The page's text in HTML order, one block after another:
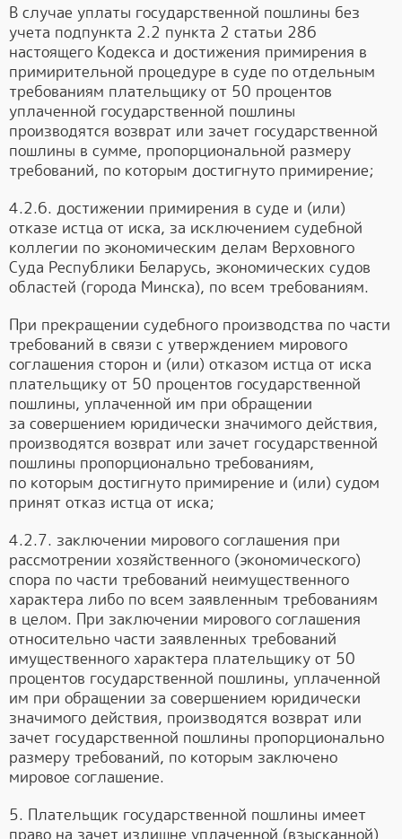
В случае уплаты государственной пошлины без
учета подпункта 2.2 пункта 2 статьи 286
настоящего Кодекса и достижения примирения в
примирительной процедуре в суде по отдельным
требованиям плательщику от 50 процентов
уплаченной государственной пошлины
производятся возврат или зачет государственной
пошлины в сумме, пропорциональной размеру
требований, по которым достигнуто примирение;
4.2.6. достижении примирения в суде и (или)
отказе истца от иска, за исключением судебной
коллегии по экономическим делам Верховного
Суда Республики Беларусь, экономических судов
областей (города Минска), по всем требованиям.
При прекращении судебного производства по части
требований в связи с утверждением мирового
соглашения сторон и (или) отказом истца от иска
плательщику от 50 процентов государственной
пошлины, уплаченной им при обращении
за совершением юридически значимого действия,
производятся возврат или зачет государственной
пошлины пропорционально требованиям,
по которым достигнуто примирение и (или) судом
принят отказ истца от иска;
4.2.7. заключении мирового соглашения при
рассмотрении хозяйственного (экономического)
спора по части требований неимущественного
характера либо по всем заявленным требованиям
в целом. При заключении мирового соглашения
относительно части заявленных требований
имущественного характера плательщику от 50
процентов государственной пошлины, уплаченной
им при обращении за совершением юридически
значимого действия, производятся возврат или
зачет государственной пошлины пропорционально
размеру требований, по которым заключено
мировое соглашение.
5. Плательщик государственной пошлины имеет
право на зачет излишне уплаченной (взысканной)